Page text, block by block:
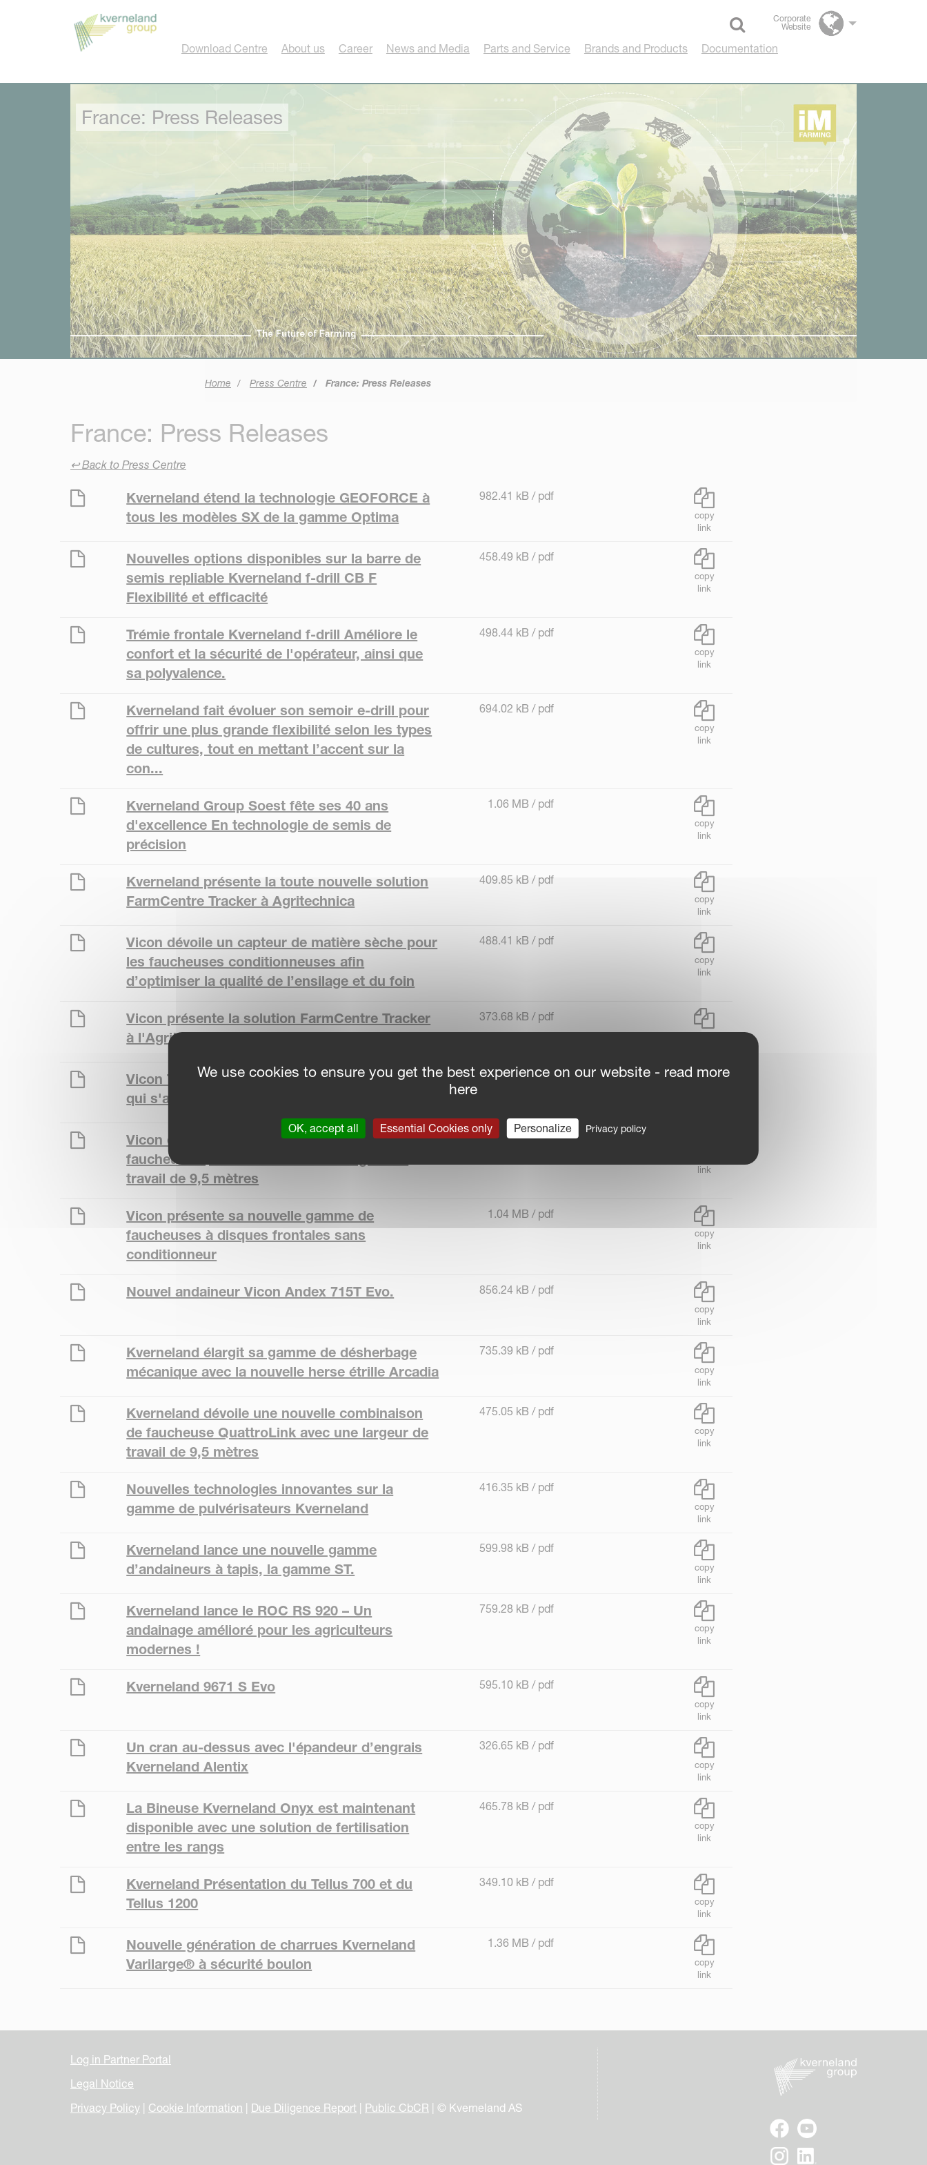
Corporate
Website
Select language
Download Centre About us Career News and Media Parts and Service Brands and Products Documentation
France: Press Releases
Home Press Centre France: Press Releases
France: Press Releases
↩ Back to Press Centre
Kverneland étend la technologie GEOFORCE à
tous les modèles SX de la gamme Optima
982.41 kB / pdf
copy
link
Nouvelles options disponibles sur la barre de
semis repliable Kverneland f-drill CB F
Flexibilité et efficacité
458.49 kB / pdf
copy
link
Trémie frontale Kverneland f-drill Améliore le
confort et la sécurité de l'opérateur, ainsi que
sa polyvalence.
498.44 kB / pdf
copy
link
Kverneland fait évoluer son semoir e-drill pour
offrir une plus grande flexibilité selon les types
de cultures, tout en mettant l’accent sur la
con...
694.02 kB / pdf
copy
link
Kverneland Group Soest fête ses 40 ans
d'excellence En technologie de semis de
précision
1.06 MB / pdf
copy
link
Kverneland présente la toute nouvelle solution
FarmCentre Tracker à Agritechnica
409.85 kB / pdf
copy
link
Vicon dévoile un capteur de matière sèche pour
les faucheuses conditionneuses afin
d’optimiser la qualité de l’ensilage et du foin
488.41 kB / pdf
copy
link
Vicon présente la solution FarmCentre Tracker
à l'Agritechnica
373.68 kB / pdf
copy
Vicon Tellus 700 et Tellus 1200 : une précision
qui s'adapte à tous les agriculteurs
411.44 kB / pdf
Vicon dévoile une nouvelle combinaison de
faucheuse QuattroLink avec une largeur de
travail de 9,5 mètres
752.09 kB / pdf
link
Vicon présente sa nouvelle gamme de
faucheuses à disques frontales sans
conditionneur
1.04 MB / pdf
copy
link
Nouvel andaineur Vicon Andex 715T Evo. 856.24 kB / pdf
copy
link
Kverneland élargit sa gamme de désherbage
mécanique avec la nouvelle herse étrille Arcadia
735.39 kB / pdf
copy
link
Kverneland dévoile une nouvelle combinaison
de faucheuse QuattroLink avec une largeur de
travail de 9,5 mètres
475.05 kB / pdf
copy
link
Nouvelles technologies innovantes sur la
gamme de pulvérisateurs Kverneland
416.35 kB / pdf
copy
link
Kverneland lance une nouvelle gamme
d’andaineurs à tapis, la gamme ST.
599.98 kB / pdf
copy
link
Kverneland lance le ROC RS 920 – Un
andainage amélioré pour les agriculteurs
modernes !
759.28 kB / pdf
copy
link
Kverneland 9671 S Evo 595.10 kB / pdf
copy
link
Un cran au-dessus avec l'épandeur d’engrais
Kverneland Alentix
326.65 kB / pdf
copy
link
La Bineuse Kverneland Onyx est maintenant
disponible avec une solution de fertilisation
entre les rangs
465.78 kB / pdf
copy
link
Kverneland Présentation du Tellus 700 et du
Tellus 1200
349.10 kB / pdf
copy
link
Nouvelle génération de charrues Kverneland
Varilarge® à sécurité boulon
1.36 MB / pdf
copy
link
Log in Partner Portal
Legal Notice
Privacy Policy
Cookie Information Due Diligence Report Public CbCR | © Kverneland AS
We use cookies to ensure you get the best experience on our website - read more
here
OK, accept all Essential Cookies only Personalize Privacy policy